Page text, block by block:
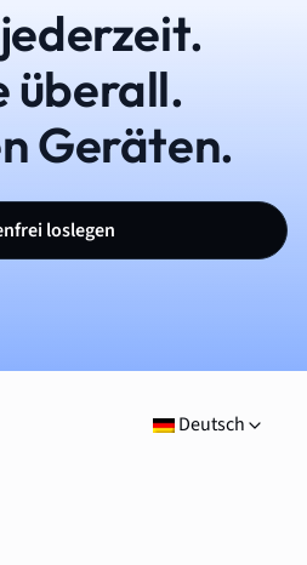
überall.
Geräten.
loslegen
Deutsch